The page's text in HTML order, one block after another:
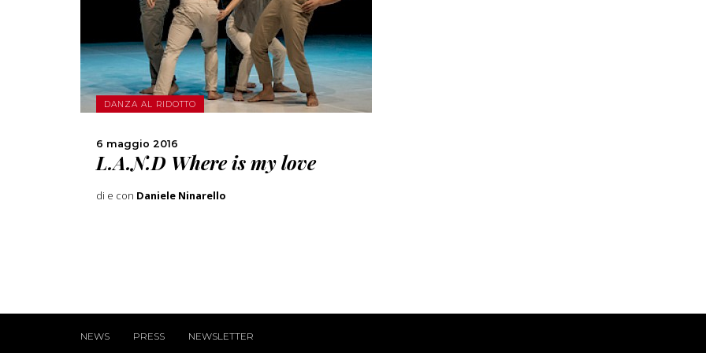
DANZA AL RIDOTTO
6 maggio 2016
L.A.N.D Where is my love
di e con Daniele Ninarello
SCOPRI DI PIÙ
CONDIVIDI
NEWS PRESS NEWSLETTER